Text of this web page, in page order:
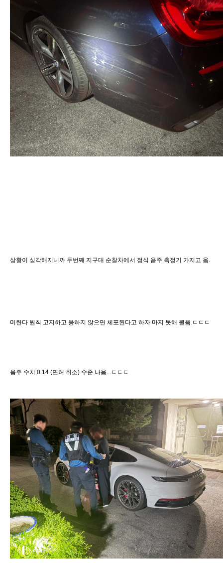
상황이 싱각해지니까 두번째 지구대 순찰차에서 정식 음주 측정기 가지고 옴.
미란다 원칙 고지하고 응하지 않으면 체포된다고 하자 마지 못해 불음.ㄷㄷㄷ
음주 수치 0.14 (면허 취소) 수준 나옴...ㄷㄷㄷ